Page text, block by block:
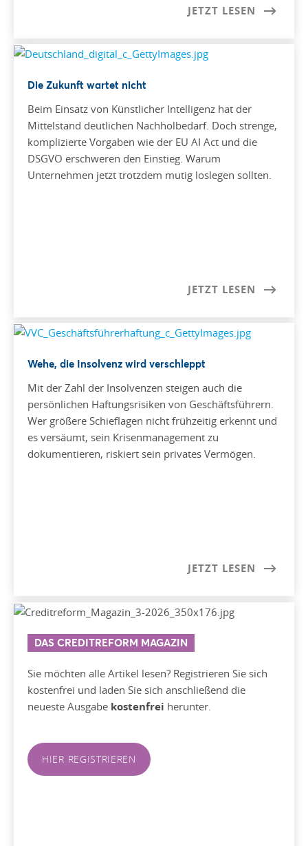
JETZT LESEN
Die Zukunft wartet nicht
Beim Einsatz von Künstlicher Intelligenz hat der
Mittelstand deutlichen Nachholbedarf. Doch strenge,
komplizierte Vorgaben wie der EU AI Act und die
DSGVO erschweren den Einstieg. Warum
Unternehmen jetzt trotzdem mutig loslegen sollten.
JETZT LESEN
Wehe, die Insolvenz wird verschleppt
Mit der Zahl der Insolvenzen steigen auch die
persönlichen Haftungsrisiken von Geschäftsführern.
Wer größere Schieflagen nicht frühzeitig erkennt und
es versäumt, sein Krisenmanagement zu
dokumentieren, riskiert sein privates Vermögen.
JETZT LESEN
DAS CREDITREFORM MAGAZIN
Sie möchten alle Artikel lesen? Registrieren Sie sich
kostenfrei und laden Sie sich anschließend die
neueste Ausgabe kostenfrei herunter.
HIER REGISTRIEREN